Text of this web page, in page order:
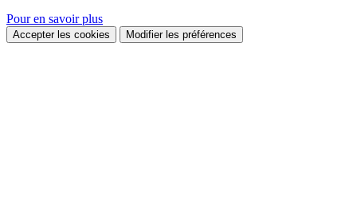
Pour en savoir plus
Accepter les cookies Modifier les préférences